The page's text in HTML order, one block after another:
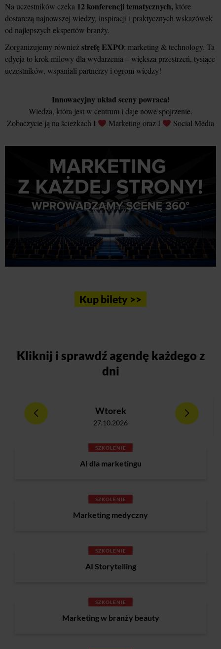
Na uczestników czeka 12 konferencji tematycznych, które
dostarczą najnowszej wiedzy, inspiracji i praktycznych wskazówek
od najlepszych ekspertów branży.
Zorganizujemy równieżstrefę EXPO: marketing & technology. Ta
edycja to krok milowy dla wydarzenia – większa przestrzeń, tysiące
uczestników, wspaniali partnerzy i ogrom wiedzy!
Innowacyjny układ sceny powraca!
Wiedza, która jest w centrum i daje nowe spojrzenie.
Zobaczycie ją na ścieżkach I
Marketing oraz I Social Media
Kup bilety >>
Kliknij i sprawdź agendę każdego z
dni
Wtorek
27.10.2026
SZKOLENIE
AI dla marketingu
SZKOLENIE
Marketing medyczny
SZKOLENIE
AI Storytelling
SZKOLENIE
Marketing w branży beauty